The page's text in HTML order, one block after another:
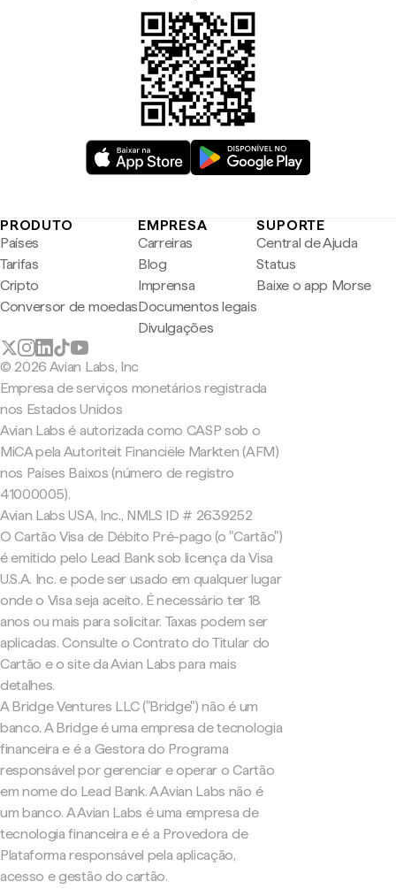
PRODUTO
Países
Tarifas
Cripto
Conversor de moedas
EMPRESA
Carreiras
Blog
Imprensa
Documentos legais
Divulgações
SUPORTE
Central de Ajuda
Status
Baixe o app Morse
© 2026 Avian Labs, Inc
Empresa de serviços monetários registrada
nos Estados Unidos
Avian Labs é autorizada como CASP sob o
MiCA pela Autoriteit Financiële Markten (AFM)
nos Países Baixos (número de registro
41000005).
Avian Labs USA, Inc., NMLS ID # 2639252
O Cartão Visa de Débito Pré-pago (o "Cartão")
é emitido pelo Lead Bank sob licença da Visa
U.S.A. Inc. e pode ser usado em qualquer lugar
onde o Visa seja aceito. É necessário ter 18
anos ou mais para solicitar. Taxas podem ser
aplicadas. Consulte o Contrato do Titular do
Cartão e o site da Avian Labs para mais
detalhes.
A Bridge Ventures LLC ("Bridge") não é um
banco. A Bridge é uma empresa de tecnologia
financeira e é a Gestora do Programa
responsável por gerenciar e operar o Cartão
em nome do Lead Bank. A Avian Labs não é
um banco. A Avian Labs é uma empresa de
tecnologia financeira e é a Provedora de
Plataforma responsável pela aplicação,
acesso e gestão do cartão.